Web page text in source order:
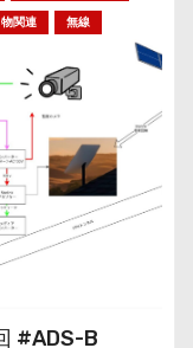
関連 無線
#ADS-B